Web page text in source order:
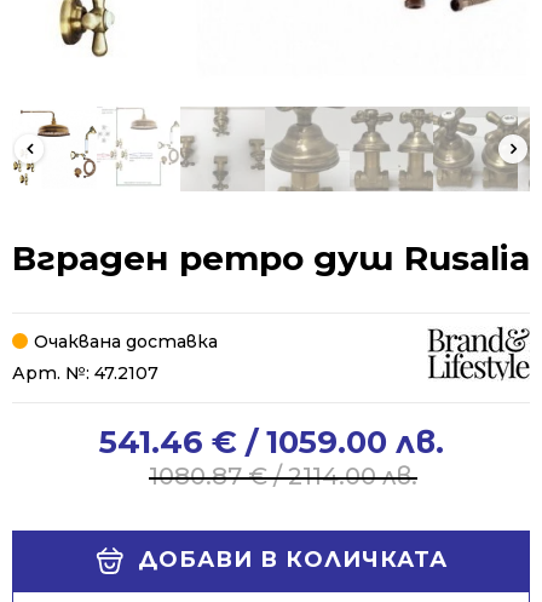
Вграден ретро душ Rusalia
Очаквана доставка
Арт. №: 47.2107
1080.87€/ 2114.00 лв.
1080.87 €
541.46 € / 1059.00 лв.
541.46 €
ДОБАВИ В КОЛИЧКАТА